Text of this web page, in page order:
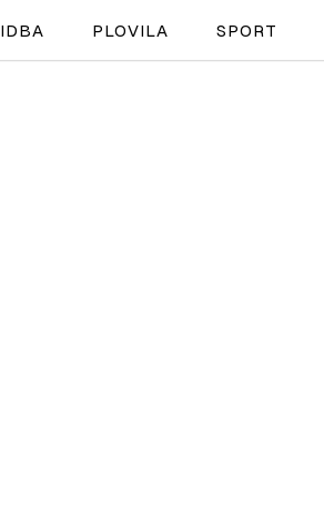
PLOVILA SPORT